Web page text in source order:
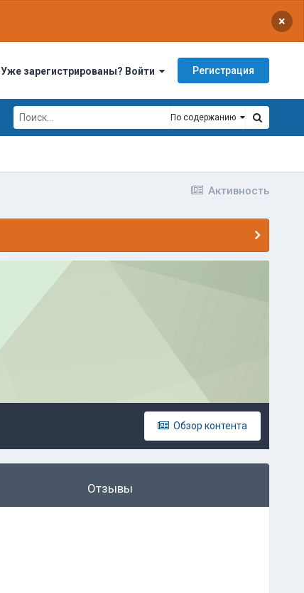
×
Уже зарегистрированы? Войти Регистрация
По содержанию
Активность
Обзор контента
Отзывы